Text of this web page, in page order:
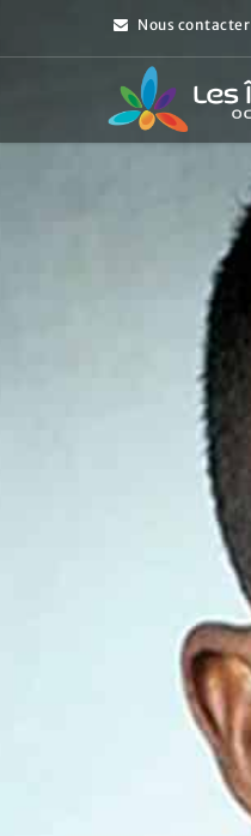
Nous contacter